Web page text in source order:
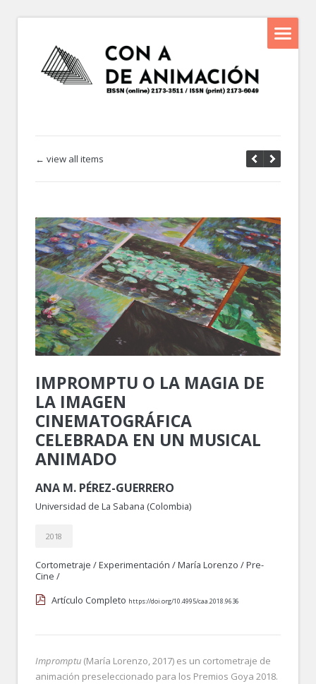
← view all items
IMPROMPTU O LA MAGIA DE
LA IMAGEN
CINEMATOGRÁFICA
CELEBRADA EN UN MUSICAL
ANIMADO
ANA M. PÉREZ-GUERRERO
Universidad de La Sabana (Colombia)
2018
Cortometraje /Experimentación /María Lorenzo /Pre-
Cine /
Artículo Completo https://doi.org/10.4995/caa.2018.9636
Impromptu (María Lorenzo, 2017) es un cortometraje de
animación preseleccionado para los Premios Goya 2018.